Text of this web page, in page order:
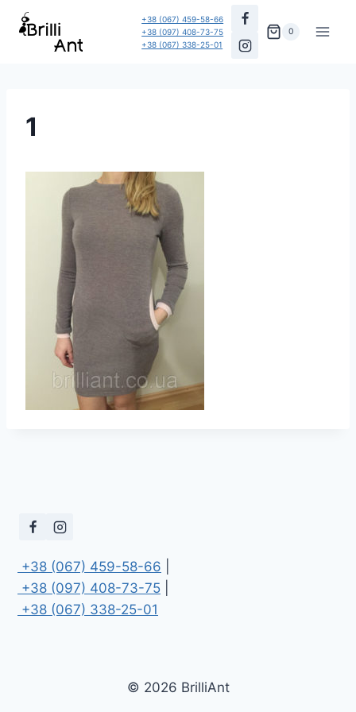
Перейти
+38 (067) 459-58-66
+38 (097) 408-73-75
+38 (067) 338-25-01
0
1
+38 (067) 459-58-66
+38 (097) 408-73-75
+38 (067) 338-25-01
© 2026 BrilliAnt